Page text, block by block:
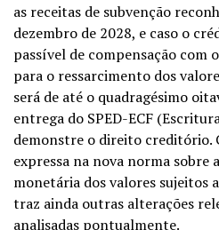
as receitas de subvenção
dezembro de 2028, e caso o
passível de compensação
para o ressarcimento dos
será de até o quadragésimo
entrega do SPED-ECF
demonstre o direito creditório.
expressa na nova norma sobre
monetária dos valores sujeitos
traz ainda outras alterações
analisadas pontualmente.